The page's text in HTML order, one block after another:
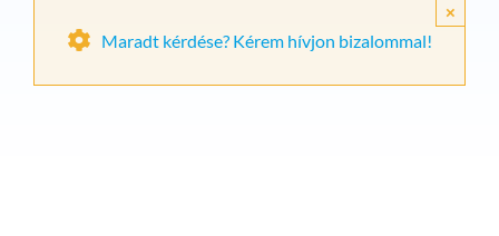
Maradt kérdése? Kérem hívjon bizalommal!
×